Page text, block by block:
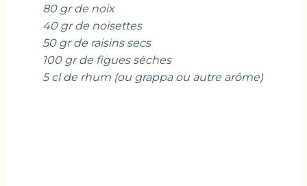
80 gr de noix
40 gr de noisettes
50 gr de raisins secs
100 gr de figues sèches
5 cl de rhum (ou grappa ou autre arôme)